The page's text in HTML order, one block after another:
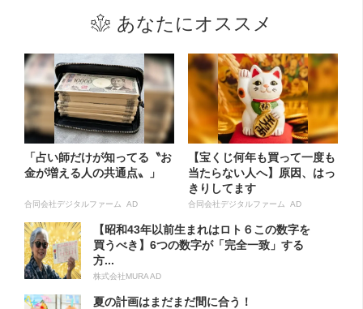
あなたにオススメ
「占い師だけが知ってる〝お
金が増える人の共通点〟」
合同会社デジタルファーム AD
【宝くじ何年も買って一度も
当たらない人へ】原因、はっ
きりしてます
合同会社デジタルファーム AD
【昭和43年以前生まれはロト６この数字を
買うべき】6つの数字が「完全一致」する
方...
株式会社MURA AD
夏の計画はまだまだ間に合う！